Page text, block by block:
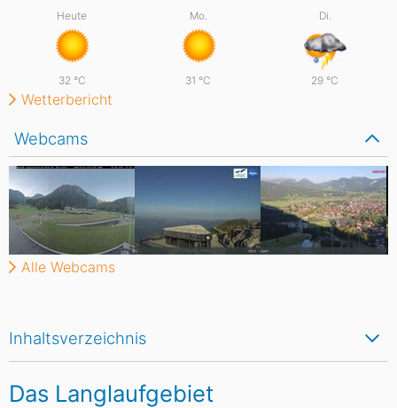
Inhaltsverzeichnis
Das Langlaufgebiet
Heute
32 °C
Mo.
31 °C
Di.
29 °C
Wetterbericht
Webcams
Alle Webcams